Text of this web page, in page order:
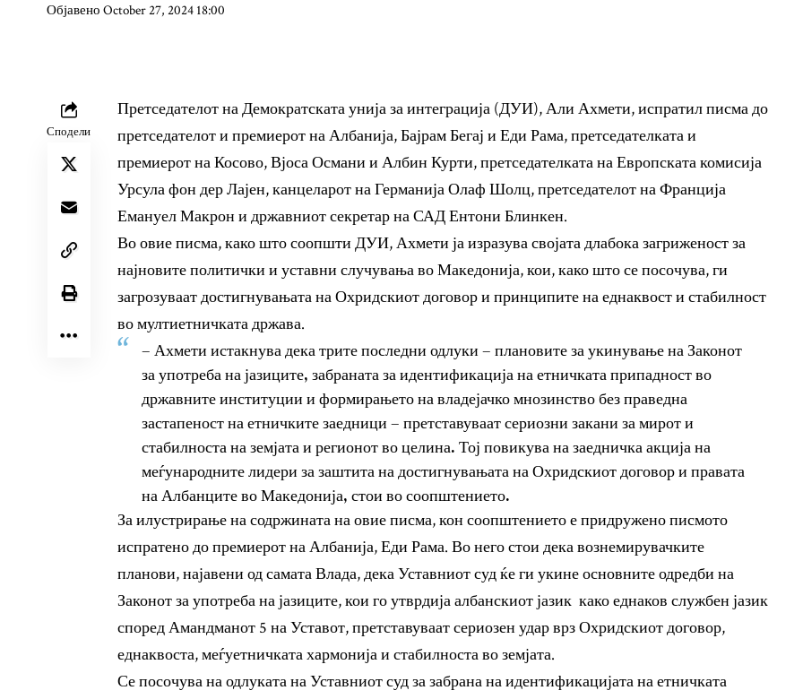
Објавено October 27, 2024 18:00
Сподели
Претседателот на Демократската унија за интеграција (ДУИ), Али Ахмети, испратил писма до
претседателот и премиерот на Албанија, Бајрам Бегај и Еди Рама, претседателката и
премиерот на Косово, Вјоса Османи и Албин Курти, претседателката на Европската комисија
Урсула фон дер Лајен, канцеларот на Германија Олаф Шолц, претседателот на Франција
Емануел Макрон и државниот секретар на САД Ентони Блинкен.
Во овие писма, како што соопшти ДУИ, Ахмети ја изразува својата длабока загриженост за
најновите политички и уставни случувања во Македонија, кои, како што се посочува, ги
загрозуваат достигнувањата на Охридскиот договор и принципите на еднаквост и стабилност
во мултиетничката држава.
– Ахмети истакнува дека трите последни одлуки – плановите за укинување на Законот
за употреба на јазиците, забраната за идентификација на етничката припадност во
државните институции и формирањето на владејачко мнозинство без праведна
застапеност на етничките заедници – претставуваат сериозни закани за мирот и
стабилноста на земјата и регионот во целина. Тој повикува на заедничка акција на
меѓународните лидери за заштита на достигнувањата на Охридскиот договор и правата
на Албанците во Македонија, стои во соопштението.
За илустрирање на содржината на овие писма, кон соопштението е придружено писмото
испратено до премиерот на Албанија, Еди Рама. Во него стои дека вознемирувачките
планови, најавени од самата Влада, дека Уставниот суд ќе ги укине основните одредби на
Законот за употреба на јазиците, кои го утврдија албанскиот јазик како еднаков службен јазик
според Амандманот 5 на Уставот, претставуваат сериозен удар врз Охридскиот договор,
еднаквоста, меѓуетничката хармонија и стабилноста во земјата.
Се посочува на одлуката на Уставниот суд за забрана на идентификацијата на етничката